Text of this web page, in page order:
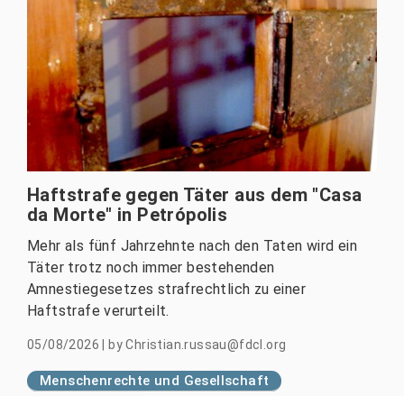
Haftstrafe gegen Täter aus dem "Casa
da Morte" in Petrópolis
Mehr als fünf Jahrzehnte nach den Taten wird ein
Täter trotz noch immer bestehenden
Amnestiegesetzes strafrechtlich zu einer
Haftstrafe verurteilt.
05/08/2026 byChristian.russau@fdcl.org
Menschenrechte und Gesellschaft